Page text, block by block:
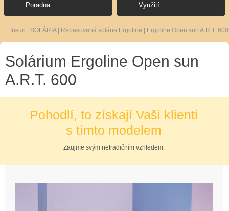
Poradna Využití
Insun | SOLÁRIA| Repasovaná solária Ergoline | Ergoline Open sun A.R.T. 600
Solárium Ergoline Open sun
A.R.T. 600
Pohodlí, to získají Vaši klienti
s tímto modelem
Zaujme svým netradičním vzhledem.